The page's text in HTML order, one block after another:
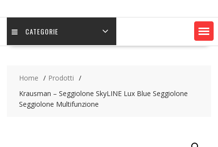
CATEGORIE
Home
Prodotti
Krausman – Seggiolone SkyLINE Lux Blue Seggiolone
Seggiolone Multifunzione